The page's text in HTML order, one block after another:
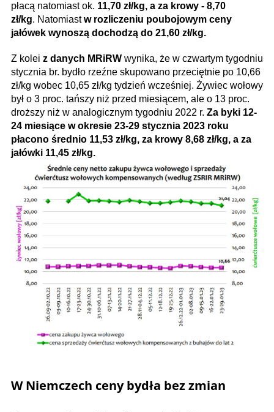
płacą natomiast ok. 11,70 zł/kg, a za krowy - 8,70
zł/kg. Natomiastw rozliczeniu poubojowym ceny
jałówek wynoszą dochodzą do 21,60 zł/kg.
Z kolei z danych MRiRW wynika, że w czwartym tygodniu
stycznia br. bydło rzeźne skupowano przeciętnie po 10,66
zł/kg wobec 10,65 zł/kg tydzień wcześniej. Żywiec wołowy
był o 3 proc. tańszy niż przed miesiącem, ale o 13 proc.
droższy niż w analogicznym tygodniu 2022 r. Za byki 12-
24 miesiące w okresie 23-29 stycznia 2023 roku
płacono średnio 11,53 zł/kg, za krowy 8,68 zł/kg, a za
jałówki 11,45 zł/kg.
W Niemczech ceny bydła bez zmian